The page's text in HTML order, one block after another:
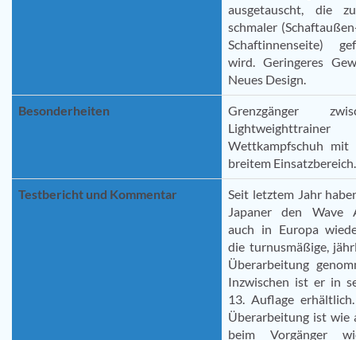
ausgetauscht, die
schmaler
Schaftinnenseite)
wird. Geringeres
Neues Design.
Besonderheiten
Grenzgänger
Lightweighttrainer
Wettkampfschuh mit
breitem Einsatzbereich.
Testbericht und Kommentar
Seit letztem Jahr
Japaner den Wave
auch in Europa
die turnusmäßige,
Überarbeitung
Inzwischen ist er in
13. Auflage
Überarbeitung ist wie
beim Vorgänger